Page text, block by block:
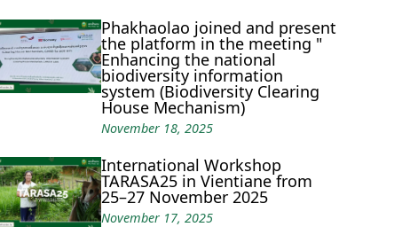
Phakhaolao joined and present
the platform in the meeting "
Enhancing the national
biodiversity information
system (Biodiversity Clearing
House Mechanism)
November 18, 2025
International Workshop
TARASA25 in Vientiane from
25–27 November 2025
November 17, 2025